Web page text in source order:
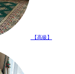
【高級】